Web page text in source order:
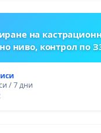
на
ниво, контрол по
/ 7 дни